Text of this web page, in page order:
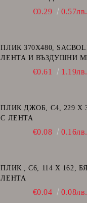
€0.29 0.57лв.
ПЛИК 370Х480,
ЛЕНТА И ВЪЗДУШНИ
€0.61 1.19лв.
ПЛИК ДЖОБ, C4, 229 Х
С ЛЕНТА
€0.08 0.16лв.
ПЛИК , C6, 114 Х 162,
ЛЕНТА
€0.04 0.08лв.